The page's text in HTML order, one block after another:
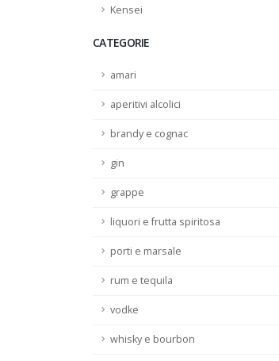
Kensei
CATEGORIE
amari
aperitivi alcolici
brandy e cognac
gin
grappe
liquori e frutta spiritosa
porti e marsale
rum e tequila
vodke
whisky e bourbon